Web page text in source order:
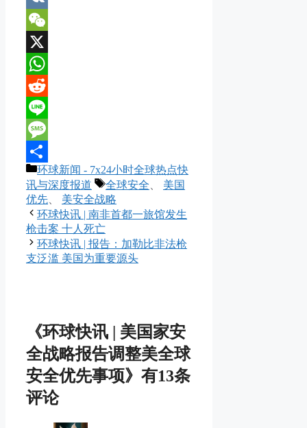
VK
WeChat
X
WhatsApp
Reddit
Line
Message
分
享
分
类
环球新闻 - 7x24小时全球热点快
讯与深度报道
标
签
全球安全
美国
优先
美安全战略
环球快讯 | 南非首都一旅馆发生
枪击案 十人死亡
环球快讯 | 报告：加勒比非法枪
支泛滥 美国为重要源头
《环球快讯 | 美国家安
全战略报告调整美全球
安全优先事项》有13条
评论